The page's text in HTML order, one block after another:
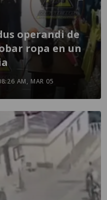
operandi de
ropa en un
AM, MAR 05